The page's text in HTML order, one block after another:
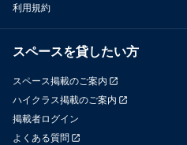
利用規約
スペースを貸したい方
スペース掲載のご案内
ハイクラス掲載のご案内
掲載者ログイン
よくある質問